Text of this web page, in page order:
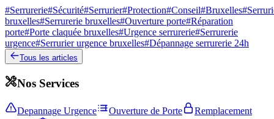
#Serrurerie#Sécurité#Serrurier#Protection#Conseil#Bruxelles#
bruxelles#Serrurerie bruxelles#Ouverture porte#Réparation
porte#Porte claquée bruxelles#Urgence serrurerie#Serrurerie
urgence#Serrurier urgence bruxelles#Dépannage serrurerie 24h
Tous les articles
Nos Services
Depannage Urgence Ouverture de Porte
Remplacement